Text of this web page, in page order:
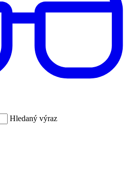
Hledaný výraz